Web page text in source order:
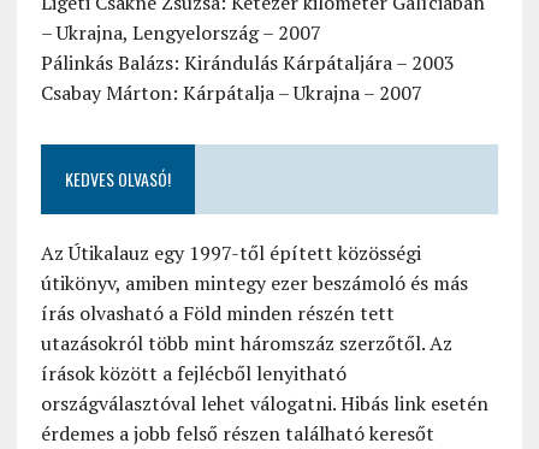
– Ukrajna, Lengyelország – 2007
Pálinkás Balázs: Kirándulás Kárpátaljára – 2003
Csabay Márton: Kárpátalja – Ukrajna – 2007
KEDVES OLVASÓ!
Az Útikalauz egy 1997-től épített közösségi
útikönyv, amiben mintegy ezer beszámoló és más
írás olvasható a Föld minden részén tett
utazásokról több mint háromszáz szerzőtől. Az
írások között a fejlécből lenyitható
országválasztóval lehet válogatni. Hibás link esetén
érdemes a jobb felső részen található keresőt